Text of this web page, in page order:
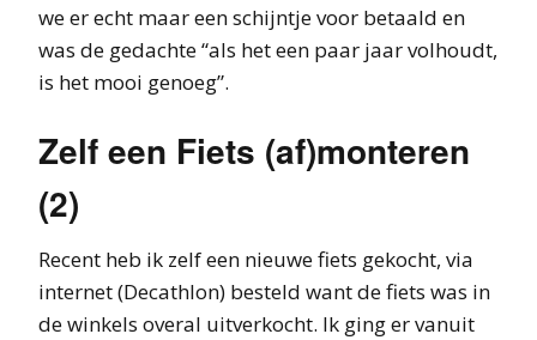
we er echt maar een schijntje voor betaald en
was de gedachte “als het een paar jaar volhoudt,
is het mooi genoeg”.
Zelf een Fiets (af)monteren
(2)
Recent heb ik zelf een nieuwe fiets gekocht, via
internet (Decathlon) besteld want de fiets was in
de winkels overal uitverkocht. Ik ging er vanuit